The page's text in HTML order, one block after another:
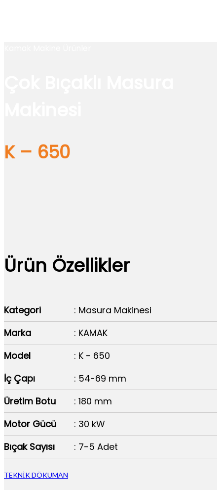
K – 650
Ürün Özellikler
Kategori
: Masura Makinesi
Marka
: KAMAK
Model
: K - 650
İç Çapı
: 54-69 mm
Üretim Botu
: 180 mm
Motor Gücü
: 30 kW
Bıçak Sayısı
: 7-5 Adet
TEKNİK DÖKUMAN